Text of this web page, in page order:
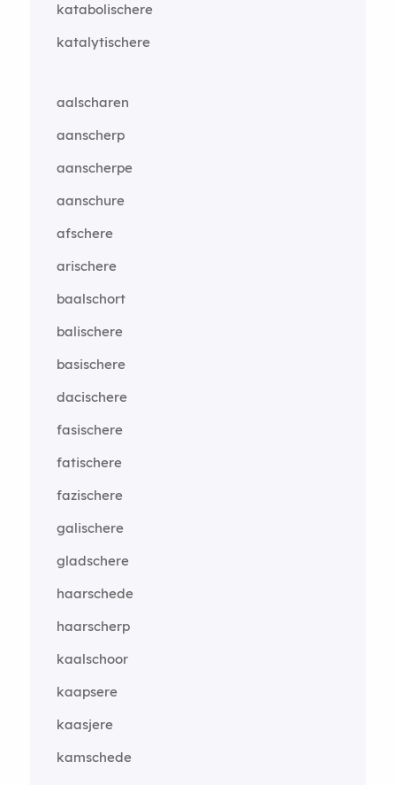
katabolischere
katalytischere
aalscharen
aanscherp
aanscherpe
aanschure
afschere
arischere
baalschort
balischere
basischere
dacischere
fasischere
fatischere
fazischere
galischere
gladschere
haarschede
haarscherp
kaalschoor
kaapsere
kaasjere
kamschede